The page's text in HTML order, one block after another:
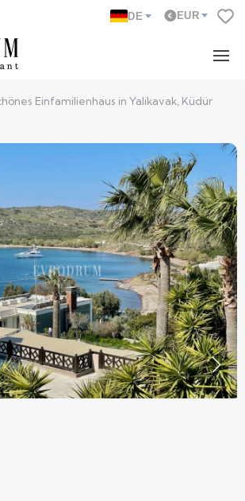
DE EUR
Einfamilienhaus in Yalikavak, Küdür